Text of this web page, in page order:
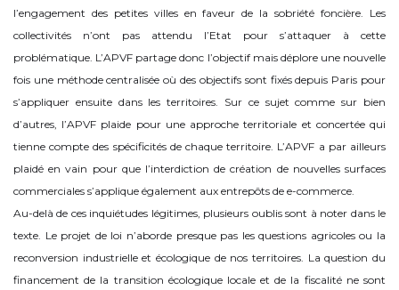
l’engagement des petites villes en faveur de la sobriété foncière. Les
collectivités n’ont pas attendu l’Etat pour s’attaquer à cette
problématique. L’APVF partage donc l’objectif mais déplore une nouvelle
fois une méthode centralisée où des objectifs sont fixés depuis Paris pour
s’appliquer ensuite dans les territoires. Sur ce sujet comme sur bien
d’autres, l’APVF plaide pour une approche territoriale et concertée qui
tienne compte des spécificités de chaque territoire. L’APVF a par ailleurs
plaidé en vain pour que l’interdiction de création de nouvelles surfaces
commerciales s’applique également aux entrepôts de e-commerce.
Au-delà de ces inquiétudes légitimes, plusieurs oublis sont à noter dans le
texte. Le projet de loi n’aborde presque pas les questions agricoles ou la
reconversion industrielle et écologique de nos territoires. La question du
financement de la transition écologique locale et de la fiscalité ne sont